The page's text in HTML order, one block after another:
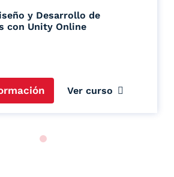
y Desarrollo de
con Unity Online
Ver curso